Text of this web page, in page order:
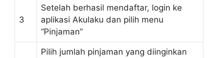
3
Setelah berhasil mendaftar, login ke
aplikasi Akulaku dan pilih menu
“Pinjaman”
Pilih jumlah pinjaman yang diinginkan